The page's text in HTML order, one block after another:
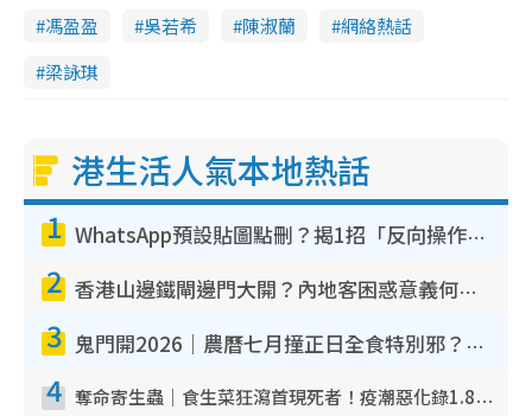
馮盈盈 吳若希 陳淑蘭
網絡熱話
梁詠琪
港生活人氣本地熱話
1 WhatsApp預設貼圖點刪？揭1招「反向操作」還原簡潔介面 附3步實測教學
2 香港山邊鐵閘邊門大開？內地客困惑意義何在！網民神回覆：呢種叫法理性防禦
3 鬼門開2026｜農曆七月撞正日全食特別邪？專家警告切忌做一事！揭4大禁忌+2招保平安
4 奪命寄生蟲｜食生菜狂瀉首現死者！疫潮惡化錄1.8萬宗病例 揭洗菜3大謬誤